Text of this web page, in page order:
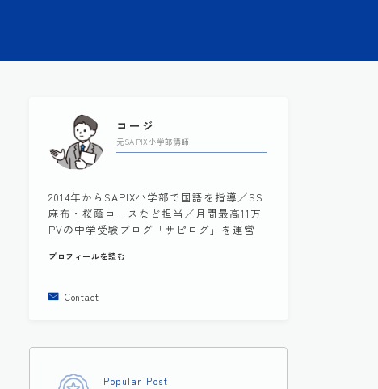
コージ
元SAPIX小学部講師
2014年からSAPIX小学部で国語を指導／SS
麻布・桜蔭コースなど担当／月間最高11万
PVの中学受験ブログ「サピログ」を運営
プロフィールを読む
Contact
Popular Post